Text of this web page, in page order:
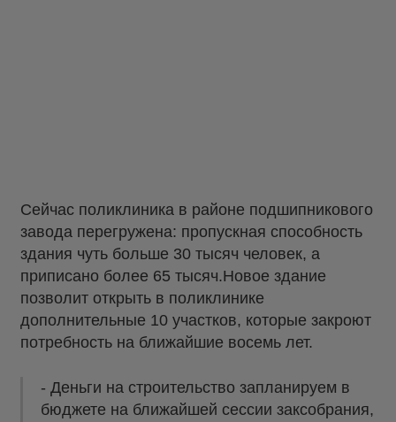
Сейчас поликлиника в районе подшипникового
завода перегружена: пропускная способность
здания чуть больше 30 тысяч человек, а
приписано более 65 тысяч.Новое здание
позволит открыть в поликлинике
дополнительные 10 участков, которые закроют
потребность на ближайшие восемь лет.
- Деньги на строительство запланируем в
бюджете на ближайшей сессии заксобрания,